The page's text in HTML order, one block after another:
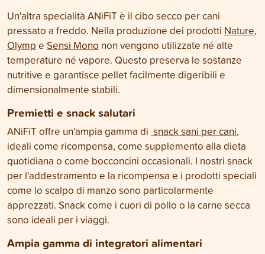
Un'altra specialità ANiFiT è il cibo secco per cani
pressato a freddo. Nella produzione dei prodotti Nature,
Olymp e Sensi Mono non vengono utilizzate né alte
temperature né vapore. Questo preserva le sostanze
nutritive e garantisce pellet facilmente digeribili e
dimensionalmente stabili.
Premietti e snack salutari
ANiFiT offre un'ampia gamma di snack sani per cani,
ideali come ricompensa, come supplemento alla dieta
quotidiana o come bocconcini occasionali. I nostri snack
per l'addestramento e la ricompensa e i prodotti speciali
come lo scalpo di manzo sono particolarmente
apprezzati. Snack come i cuori di pollo o la carne secca
sono ideali per i viaggi.
Ampia gamma di integratori alimentari